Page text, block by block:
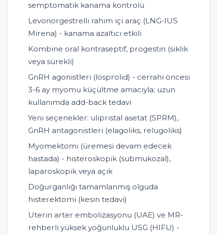
semptomatik kanama kontrolü
Levonorgestrelli rahim içi araç (LNG-IUS
Mirena) - kanama azaltıcı etkili
Kombine oral kontraseptif, progestin (siklik
veya sürekli)
GnRH agonistleri (lösprolid) - cerrahi öncesi
3-6 ay myomu küçültme amacıyla; uzun
kullanımda add-back tedavi
Yeni seçenekler: ulipristal asetat (SPRM),
GnRH antagonistleri (elagoliks, relugoliks)
Myomektomi (üremesi devam edecek
hastada) - histeroskopik (submukozal),
laparoskopik veya açık
Doğurganlığı tamamlanmış olguda
histerektomi (kesin tedavi)
Uterin arter embolizasyonu (UAE) ve MR-
rehberli yüksek yoğunluklu USG (HIFU) -